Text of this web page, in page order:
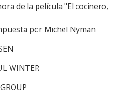
de la película "El cocinero,
por Michel Nyman
WINTER